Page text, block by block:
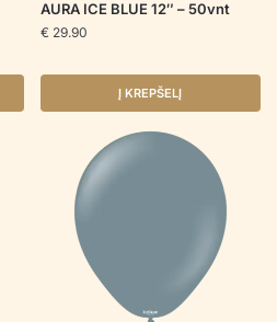
AURA ICE BLUE 12″ – 50vnt
€ 29.90
Į KREPŠELĮ